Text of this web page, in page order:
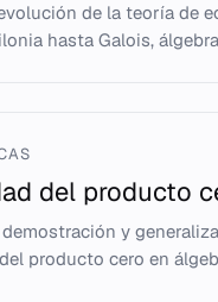
de la teoría de
hasta Galois,
del producto
y
producto cero en